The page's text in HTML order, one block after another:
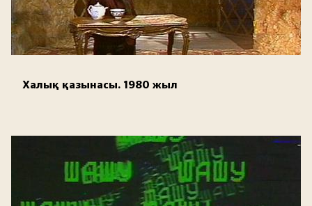
Халық қазынасы. 1980 жыл